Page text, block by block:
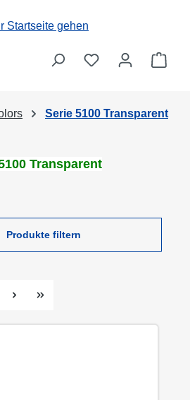
Serie 5100 Transparent
Transparent
Produkte filtern